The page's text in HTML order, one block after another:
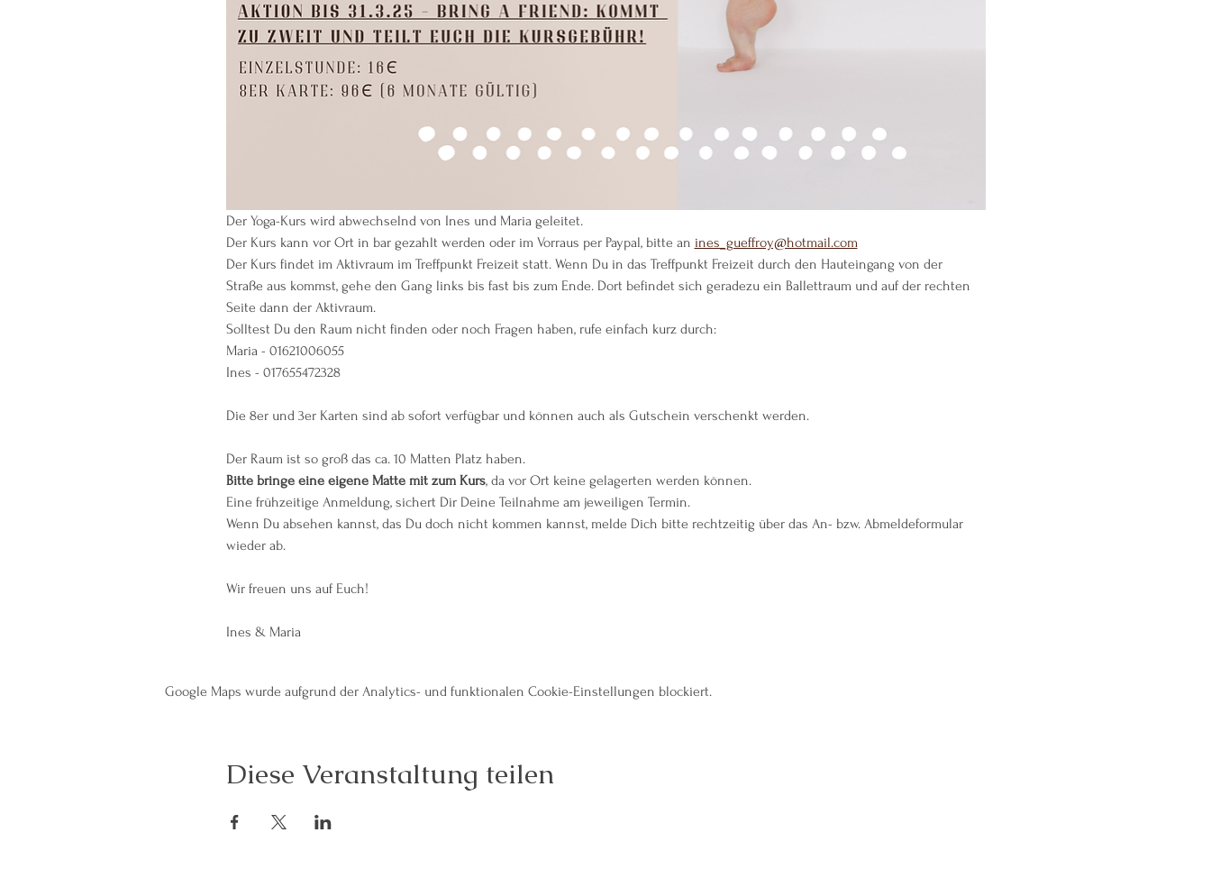
Der Yoga-Kurs wird abwechselnd von Ines und Maria geleitet.
Der Kurs kann vor Ort in bar gezahlt werden oder im Vorraus per Paypal, bitte an ines_gueffroy@hotmail.com
Der Kurs findet im Aktivraum im Treffpunkt Freizeit statt. Wenn Du in das Treffpunkt Freizeit durch den Hauteingang von der
Straße aus kommst, gehe den Gang links bis fast bis zum Ende. Dort befindet sich geradezu ein Ballettraum und auf der rechten
Seite dann der Aktivraum.
Solltest Du den Raum nicht finden oder noch Fragen haben, rufe einfach kurz durch:
Maria - 01621006055
Ines - 017655472328
Die 8er und 3er Karten sind ab sofort verfügbar und können auch als Gutschein verschenkt werden.
Der Raum ist so groß das ca. 10 Matten Platz haben.
Bitte bringe eine eigene Matte mit zum Kurs, da vor Ort keine gelagerten werden können.
Eine frühzeitige Anmeldung, sichert Dir Deine Teilnahme am jeweiligen Termin.
Wenn Du absehen kannst, das Du doch nicht kommen kannst, melde Dich bitte rechtzeitig über das An- bzw. Abmeldeformular
wieder ab.
Wir freuen uns auf Euch!
Ines & Maria
Google Maps wurde aufgrund der Analytics- und funktionalen Cookie-Einstellungen blockiert.
Diese Veranstaltung teilen